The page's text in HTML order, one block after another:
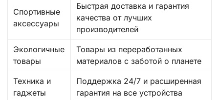
Спортивные
аксессуары
Быстрая доставка и гарантия
качества от лучших
производителей
Экологичные
товары
Товары из переработанных
материалов с заботой о планете
Техника и
гаджеты
Поддержка 24/7 и расширенная
гарантия на все устройства